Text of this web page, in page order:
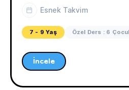
Esnek Takvim
7 - 9 Yaş Özel Ders : 6
İncele